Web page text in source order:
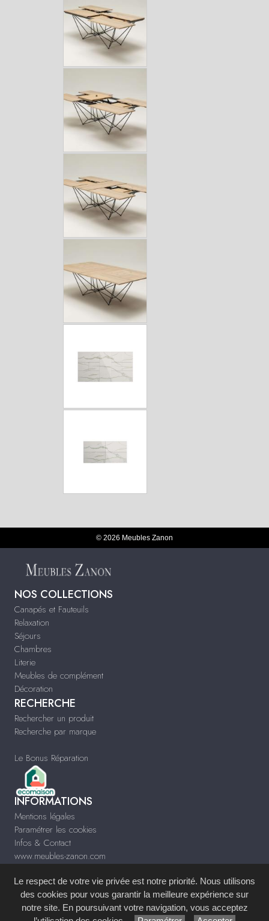
© 2026 Meubles Zanon
NOS COLLECTIONS
Canapés et Fauteuils
Relaxation
Séjours
Chambres
Literie
Meubles de complément
Décoration
RECHERCHE
Rechercher un produit
Recherche par marque
Le Bonus Réparation
INFORMATIONS
Mentions légales
Paramétrer les cookies
Infos & Contact
www.meubles-zanon.com
Site réalisé avec leSystème de Gestion de Contenu (SGC)imagenia, créé et
Le respect de votre vie privée est notre priorité. Nous utilisons
des cookies pour vous garantir la meilleure expérience sur
notre site. En poursuivant votre navigation, vous acceptez